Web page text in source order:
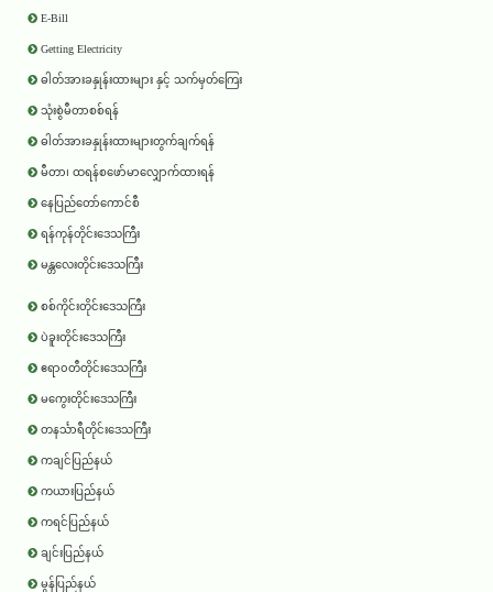
E-Bill
Getting Electricity
ဓါတ်အားခနှုန်းထားများ နှင့် သက်မှတ်ကြေး
သုံးစွဲမီတာစစ်ရန်
ဓါတ်အားခနှုန်းထားများတွက်ချက်ရန်
မီတာ၊ ထရန်စဖော်မာလျှောက်ထားရန်
နေပြည်တော်ကောင်စီ
ရန်ကုန်တိုင်းဒေသကြီး
မန္တလေးတိုင်းဒေသကြီး
စစ်ကိုင်းတိုင်းဒေသကြီး
ပဲခူးတိုင်းဒေသကြီး
ဧရာ၀တီတိုင်းဒေသကြီး
မကွေးတိုင်းဒေသကြီး
တနင်္သာရီတိုင်းဒေသကြီး
ကချင်ပြည်နယ်
ကယားပြည်နယ်
ကရင်ပြည်နယ်
ချင်းပြည်နယ်
မွန်ပြည်နယ်